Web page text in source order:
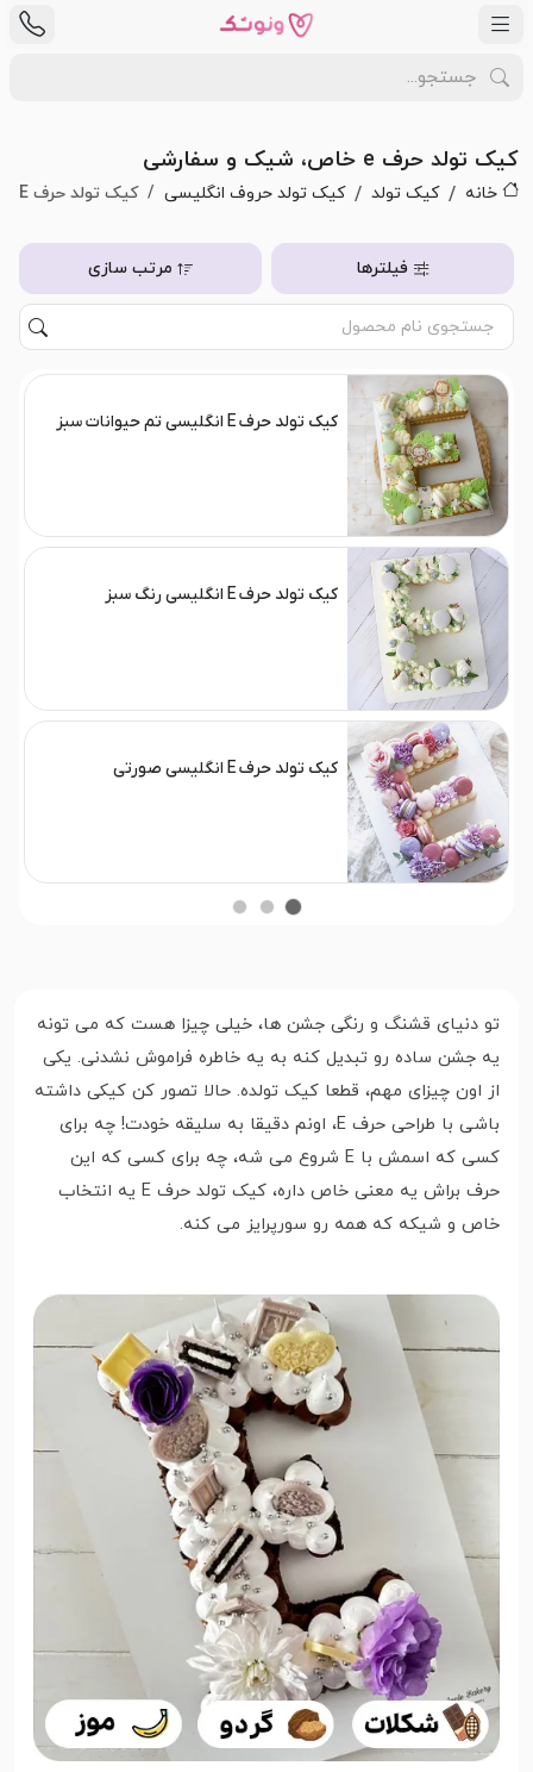
کیک تولد حرف e خاص، شیک و سفارشی
خانه کیک تولد کیک تولد حروف انگلیسی کیک تولد حرف E
فیلترها مرتب سازی
کیک تولد حرف E انگلیسی تم حیوانات سبز
کیک تولد حرف E انگلیسی رنگ سبز
کیک تولد حرف E انگلیسی صورتی
تو دنیای قشنگ و رنگی جشن ها، خیلی چیزا هست که می تونه
یه جشن ساده رو تبدیل کنه به یه خاطره فراموش نشدنی. یکی
از اون چیزای مهم، قطعا کیک تولده. حالا تصور کن کیکی داشته
باشی با طراحی حرف E، اونم دقیقا به سلیقه خودت! چه برای
کسی که اسمش با E شروع می شه، چه برای کسی که این
حرف براش یه معنی خاص داره، کیک تولد حرف E یه انتخاب
خاص و شیکه که همه رو سورپرایز می کنه.